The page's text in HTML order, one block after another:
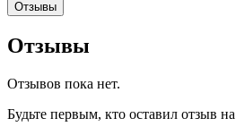
Отзывы
Отзывы
Отзывов пока нет.
Будьте первым, кто оставил отзыв